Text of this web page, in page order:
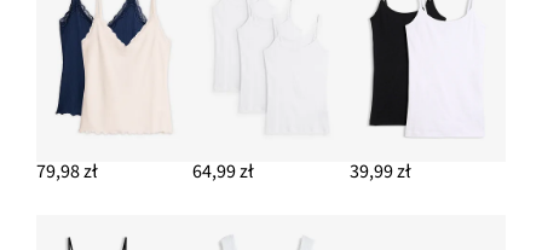
64,99 zł
Słomkowa torba shopperka
97,99 zł -13%
DODAJ DO KOSZYKA
79,98 zł 64,99 zł 39,99 zł